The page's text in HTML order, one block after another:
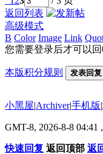
返回列表
高级模式
B Color Image Link
您需要登录后才可以
本版积分规则 发表回复
小黑屋|Archiver|手机版|
GMT-8, 2026-8-8 04:41
快速回复 返回顶部 返